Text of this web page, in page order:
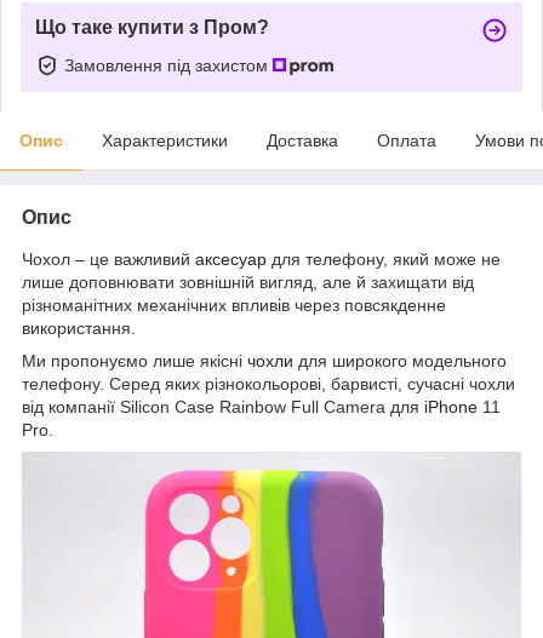
Що таке купити з Пром?
Замовлення під захистом
Опис Характеристики Доставка Оплата Умови
Опис
Чохол – це важливий аксесуар для телефону, який може не
лише доповнювати зовнішній вигляд, але й захищати від
різноманітних механічних впливів через повсякденне
використання.
Ми пропонуємо лише якісні чохли для широкого модельного
телефону. Серед яких різнокольорові, барвисті, сучасні чохли
від компанії Silicon Case Rainbow Full Camera для iPhone 11
Pro.